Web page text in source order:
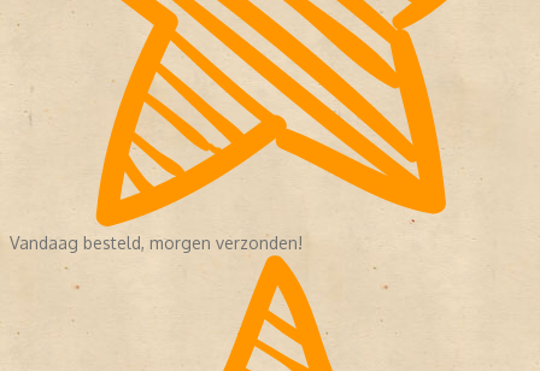
Vandaag besteld, morgen verzonden!